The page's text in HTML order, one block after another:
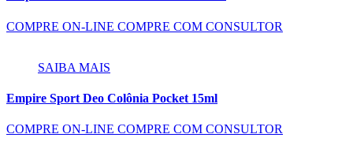
COMPRE ON-LINE COMPRE COM CONSULTOR
SAIBA MAIS
Empire Sport Deo Colônia Pocket 15ml
COMPRE ON-LINE COMPRE COM CONSULTOR